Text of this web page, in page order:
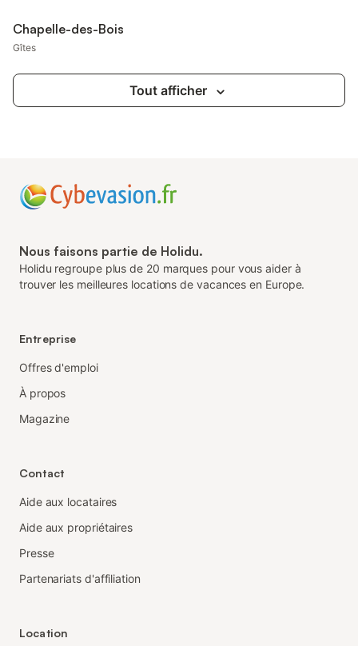
Chapelle-des-Bois
Gîtes
Tout afficher
Nous faisons partie de Holidu.
Holidu regroupe plus de 20 marques pour vous aider à
trouver les meilleures locations de vacances en Europe.
Entreprise
Offres d'emploi
À propos
Magazine
Contact
Aide aux locataires
Aide aux propriétaires
Presse
Partenariats d'affiliation
Location